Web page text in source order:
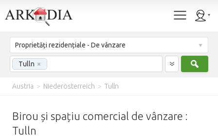
Proprietăți rezidențiale - De vânzare
Tulln ×
Austria > Niederösterreich > Tulln
Birou și spațiu comercial de vânzare :
Tulln